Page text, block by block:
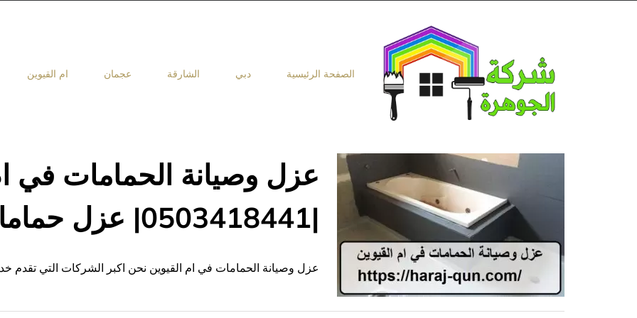
الصفحة الرئيسية دبي الشارقة عجمان ام القيوين
عزل وصيانة الحمامات في
|0503418441| عزل حمامات
عزل وصيانة الحمامات في ام القيوين نحن اكبر الشركات التي تقدم